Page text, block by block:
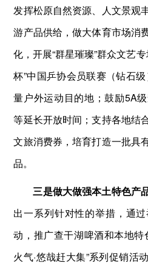
发挥松原自然资源、人文景观
游产品供给，做大体育市场消
化，开展“群星璀璨”群众文艺
杯”中国乒协会员联赛（钻石
量户外运动目的地；鼓励5A
等延长开放时间；支持各地结
文旅消费券，培育打造一批具
品。
三是做大做强本土特色产
出一系列针对性的举措，通
动，推广查干湖啤酒和本地特
火气·悠哉赶大集”系列促销活